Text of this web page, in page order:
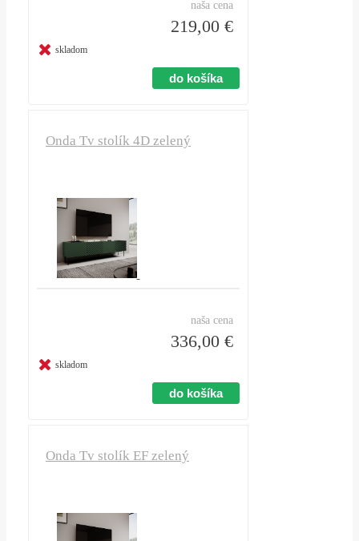
naša cena
219,00 €
skladom
Onda Tv stolík 4D zelený
naša cena
336,00 €
skladom
Onda Tv stolík EF zelený